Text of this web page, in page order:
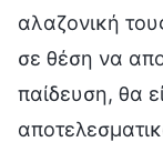
αλαζονική
σε θέση να
παίδευση, θα